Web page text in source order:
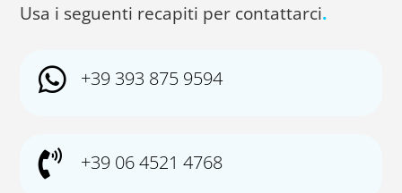
Usa i seguenti recapiti per contattarci.
 +39 393 875 9594
 +39 06 4521 4768